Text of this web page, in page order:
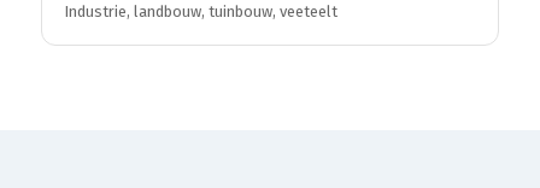
Industrie, landbouw, tuinbouw, veeteelt